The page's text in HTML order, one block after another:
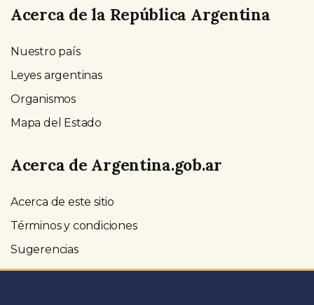
Acerca de la República Argentina
Nuestro país
Leyes argentinas
Organismos
Mapa del Estado
Acerca de Argentina.gob.ar
Acerca de este sitio
Términos y condiciones
Sugerencias